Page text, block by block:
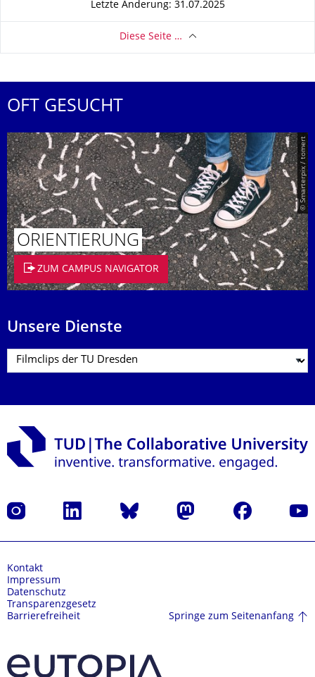
Letzte Änderung: 31.07.2025
Diese Seite …
OFT GESUCHT
© Smarterpix / tomert
ORIENTIERUNG
ZUM CAMPUS NAVIGATOR
Unsere Dienste
Instagram LinkedIn Bluesky Mastodon Facebook
Kontakt
Impressum
Datenschutz
Transparenzgesetz
Barrierefreiheit
Springe zum Seitenanfang